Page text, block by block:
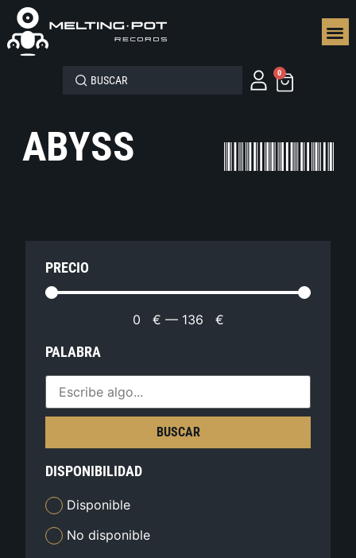
0
ABYSS
PRECIO
0 € — 136 €
PALABRA
BUSCAR
DISPONIBILIDAD
Disponible
No disponible